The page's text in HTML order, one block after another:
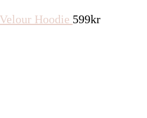
Hoodie 599kr